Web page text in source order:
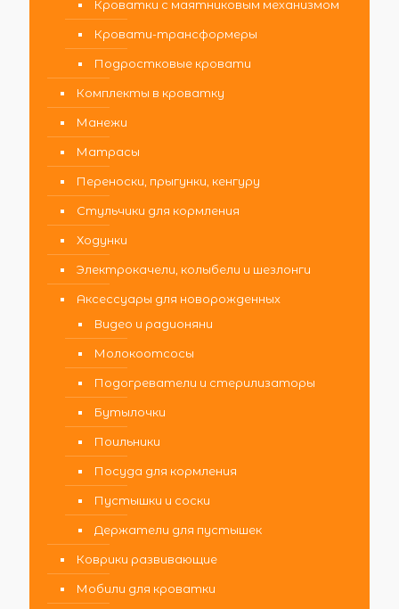
Кроватки с маятниковым механизмом
Кровати-трансформеры
Подростковые кровати
Комплекты в кроватку
Манежи
Матрасы
Переноски, прыгунки, кенгуру
Стульчики для кормления
Ходунки
Электрокачели, колыбели и шезлонги
Аксессуары для новорожденных
Видео и радионяни
Молокоотсосы
Подогреватели и стерилизаторы
Бутылочки
Поильники
Посуда для кормления
Пустышки и соски
Держатели для пустышек
Коврики развивающие
Мобили для кроватки